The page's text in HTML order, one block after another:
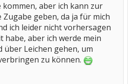
kommen, aber ich kann zur
geben, da ja für mich
ich leider nicht vorhersagen
habe, aber ich werde mein
Leichen gehen, um
zu können.